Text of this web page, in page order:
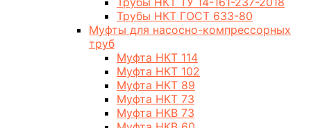
Трубы НКТ ГОСТ 633-80
Муфты для насосно-компрессорных
труб
Муфта НКТ 114
Муфта НКТ 102
Муфта НКТ 89
Муфта НКТ 73
Муфта НКВ 73